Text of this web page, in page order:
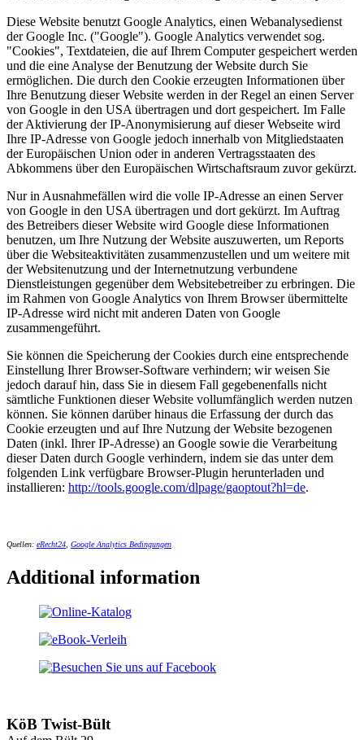
Diese Website benutzt Google Analytics, einen Webanalysedienst
der Google Inc. ("Google"). Google Analytics verwendet sog.
"Cookies", Textdateien, die auf Ihrem Computer gespeichert werden
und die eine Analyse der Benutzung der Website durch Sie
ermöglichen. Die durch den Cookie erzeugten Informationen über
Ihre Benutzung dieser Website werden in der Regel an einen Server
von Google in den USA übertragen und dort gespeichert. Im Falle
der Aktivierung der IP-Anonymisierung auf dieser Webseite wird
Ihre IP-Adresse von Google jedoch innerhalb von Mitgliedstaaten
der Europäischen Union oder in anderen Vertragsstaaten des
Abkommens über den Europäischen Wirtschaftsraum zuvor gekürzt.
Nur in Ausnahmefällen wird die volle IP-Adresse an einen Server
von Google in den USA übertragen und dort gekürzt. Im Auftrag
des Betreibers dieser Website wird Google diese Informationen
benutzen, um Ihre Nutzung der Website auszuwerten, um Reports
über die Websiteaktivitäten zusammenzustellen und um weitere mit
der Websitenutzung und der Internetnutzung verbundene
Dienstleistungen gegenüber dem Websitebetreiber zu erbringen. Die
im Rahmen von Google Analytics von Ihrem Browser übermittelte
IP-Adresse wird nicht mit anderen Daten von Google
zusammengeführt.
Sie können die Speicherung der Cookies durch eine entsprechende
Einstellung Ihrer Browser-Software verhindern; wir weisen Sie
jedoch darauf hin, dass Sie in diesem Fall gegebenenfalls nicht
sämtliche Funktionen dieser Website vollumfänglich werden nutzen
können. Sie können darüber hinaus die Erfassung der durch das
Cookie erzeugten und auf Ihre Nutzung der Website bezogenen
Daten (inkl. Ihrer IP-Adresse) an Google sowie die Verarbeitung
dieser Daten durch Google verhindern, indem sie das unter dem
folgenden Link verfügbare Browser-Plugin herunterladen und
installieren: http://tools.google.com/dlpage/gaoptout?hl=de.
Quellen: eRecht24 Google Analytics Bedingungen
Additional information
KöB Twist-Bült